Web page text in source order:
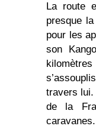
La route
presque
pour les
son
travers lui.
de la